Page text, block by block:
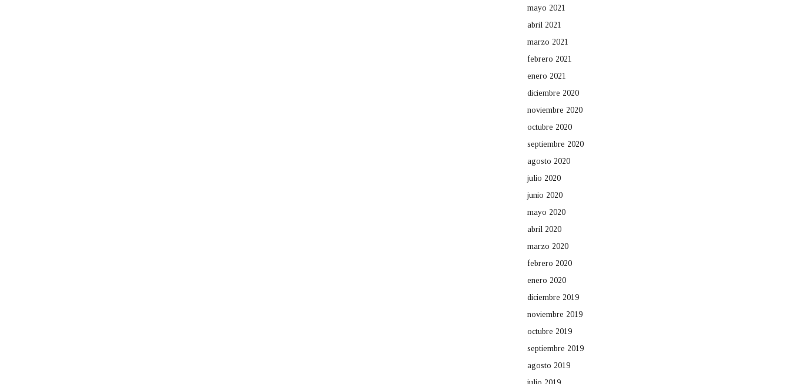
mayo 2021
abril 2021
marzo 2021
febrero 2021
enero 2021
diciembre 2020
noviembre 2020
octubre 2020
septiembre 2020
agosto 2020
julio 2020
junio 2020
mayo 2020
abril 2020
marzo 2020
febrero 2020
enero 2020
diciembre 2019
noviembre 2019
octubre 2019
septiembre 2019
agosto 2019